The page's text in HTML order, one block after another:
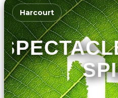
Harcourt